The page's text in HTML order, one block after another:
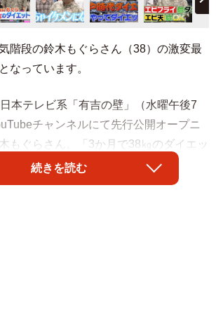
階段の鈴木もぐらさん（38）の激変最
なっています。
本テレビ系「有吉の壁」（水曜午後7
チャンネルにて先行公開オープニ
もぐらさん。「3か月で38㎏のダイエッ
れ、激痩せしたスリムな姿を披露しま
んに対して、お笑い芸人の有吉弘行さ
続きを読む